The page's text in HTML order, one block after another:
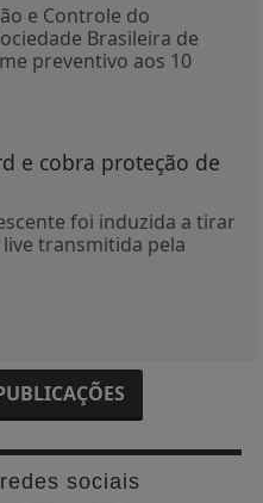
e Controle do
Brasileira de
preventivo aos 10
e cobra proteção de
foi induzida a tirar
transmitida pela
sociais